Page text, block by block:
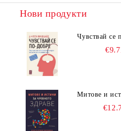
Нови продукти
Чувствай се
Митове и